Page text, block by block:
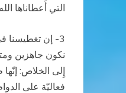
التي أَعطاناها
3- إن تغطيسنا
نكون جاهزين
إِلى الخلاص:
فعاليّة على